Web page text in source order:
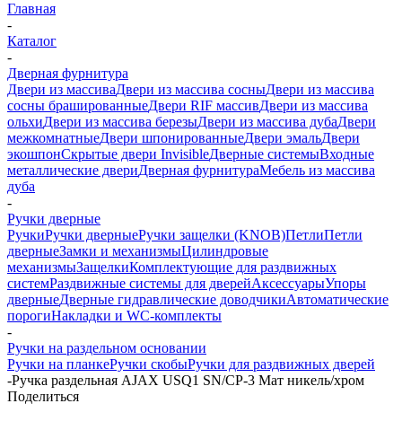
Главная
-
Каталог
-
Дверная фурнитура
Двери из массиваДвери из массива сосныДвери из массива
сосны брашированныеДвери RIF массивДвери из массива
ольхиДвери из массива березыДвери из массива дубаДвери
межкомнатныеДвери шпонированныеДвери эмальДвери
экошпонСкрытые двери InvisibleДверные системыВходные
металлические двериДверная фурнитураМебель из массива
дуба
-
Ручки дверные
РучкиРучки дверныеРучки защелки (KNOB)ПетлиПетли
дверныеЗамки и механизмыЦилиндровые
механизмыЗащелкиКомплектующие для раздвижных
системРаздвижные системы для дверейАксессуарыУпоры
дверныеДверные гидравлические доводчикиАвтоматические
порогиНакладки и WC-комплекты
-
Ручки на раздельном основании
Ручки на планкеРучки скобыРучки для раздвижных дверей
-Ручка раздельная AJAX USQ1 SN/CP-3 Мат никель/хром
Поделиться